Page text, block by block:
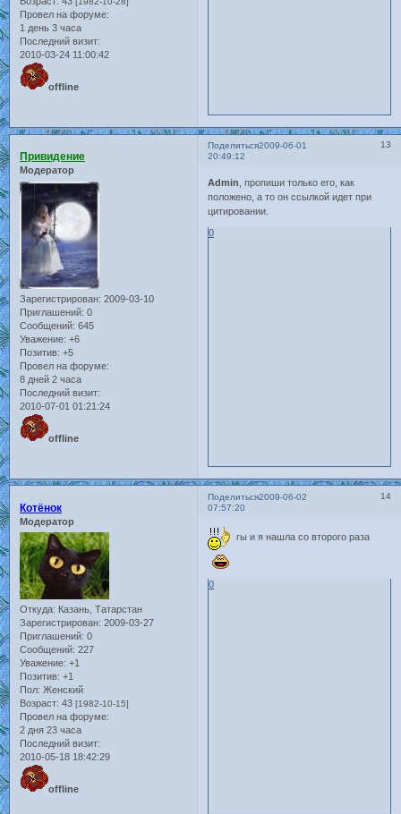
Провел на форуме:
1 день 3 часа
Последний визит:
2010-03-24 11:00:42
offline
Поделиться 13
2009-06-01
20:49:12
Привидение
Модератор
Зарегистрирован: 2009-03-10
Приглашений: 0
Сообщений: 645
Уважение: +6
Позитив: +5
Провел на форуме:
8 дней 2 часа
Последний визит:
2010-07-01 01:21:24
offline
Admin , пропиши только его, как
положено, а то он ссылкой идет при
цитировании.
0
Поделиться 14
2009-06-02
07:57:20
Котёнок
Модератор
Откуда: Казань, Татарстан
Зарегистрирован: 2009-03-27
Приглашений: 0
Сообщений: 227
Уважение: +1
Позитив: +1
Пол: Женский
Возраст: 43 [1982-10-15]
Провел на форуме:
2 дня 23 часа
Последний визит:
2010-05-18 18:42:29
offline
гы и я нашла со второго раза
0